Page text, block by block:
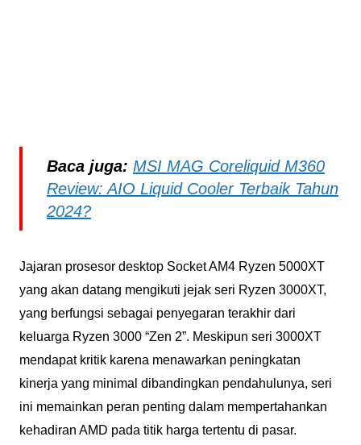
Baca juga: MSI MAG Coreliquid M360
Review: AIO Liquid Cooler Terbaik Tahun
2024?
Jajaran prosesor desktop Socket AM4 Ryzen 5000XT
yang akan datang mengikuti jejak seri Ryzen 3000XT,
yang berfungsi sebagai penyegaran terakhir dari
keluarga Ryzen 3000 “Zen 2”. Meskipun seri 3000XT
mendapat kritik karena menawarkan peningkatan
kinerja yang minimal dibandingkan pendahulunya, seri
ini memainkan peran penting dalam mempertahankan
kehadiran AMD pada titik harga tertentu di pasar.